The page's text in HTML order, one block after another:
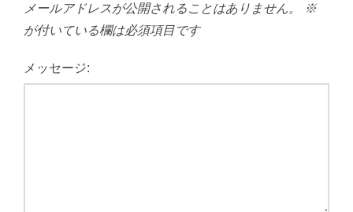
メールアドレスが公開されることはありません。
※
が付いている欄は必須項目です
メッセージ: